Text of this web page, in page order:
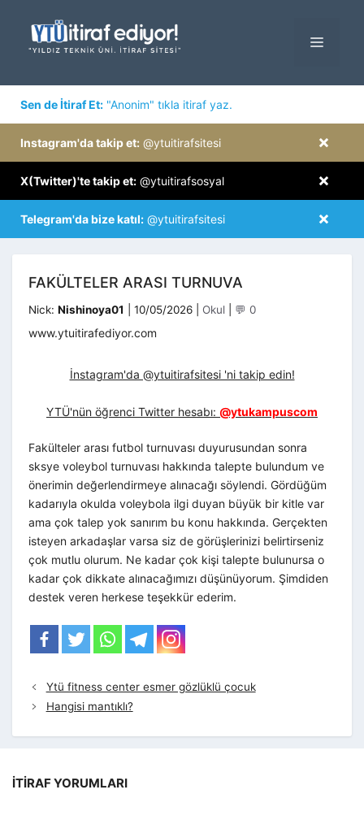
MENÜ
Sen de İtiraf Et: "Anonim" tıkla itiraf yaz.
×
Instagram'da takip et: @ytuitirafsitesi
×
X(Twitter)'te takip et: @ytuitirafsosyal
×
Telegram'da bize katıl: @ytuitirafsitesi
FAKÜLTELER ARASI TURNUVA
Nick: Nishinoya01 10/05/2026 Kategoriler
Okul 💬 0
www.ytuitirafediyor.com
İnstagram'da @ytuitirafsitesi 'ni takip edin!
YTÜ'nün öğrenci Twitter hesabı: @ytukampuscom
Fakülteler arası futbol turnuvası duyurusundan sonra
sksye voleybol turnuvası hakkında talepte bulundum ve
önerimin değerlendirmeye alınacağı söylendi. Gördüğüm
kadarıyla okulda voleybola ilgi duyan büyük bir kitle var
ama çok talep yok sanırım bu konu hakkında. Gerçekten
isteyen arkadaşlar varsa siz de görüşlerinizi belirtirseniz
çok mutlu olurum. Ne kadar çok kişi talepte bulunursa o
kadar çok dikkate alınacağımızı düşünüyorum. Şimdiden
destek veren herkese teşekkür ederim.
Ytü fitness center esmer gözlüklü çocuk
Hangisi mantıklı?
İTIRAF YORUMLARI